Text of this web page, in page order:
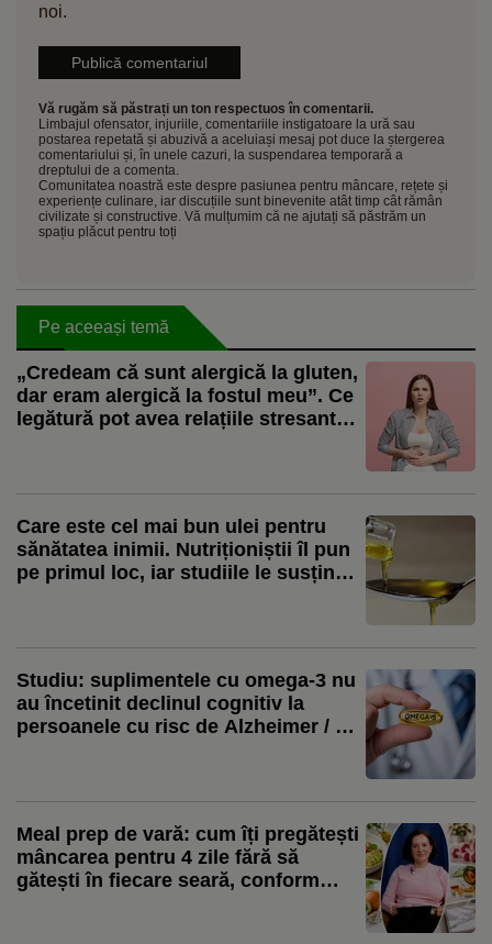
noi.
Vă rugăm să păstrați un ton respectuos în comentarii.
Limbajul ofensator, injuriile, comentariile instigatoare la ură sau
postarea repetată și abuzivă a aceluiași mesaj pot duce la ștergerea
comentariului și, în unele cazuri, la suspendarea temporară a
dreptului de a comenta.
Comunitatea noastră este despre pasiunea pentru mâncare, rețete și
experiențe culinare, iar discuțiile sunt binevenite atât timp cât rămân
civilizate și constructive. Vă mulțumim că ne ajutați să păstrăm un
spațiu plăcut pentru toți
Pe aceeași temă
„Credeam că sunt alergică la gluten,
dar eram alergică la fostul meu”. Ce
legătură pot avea relațiile stresante
Care este cel mai bun ulei pentru
sănătatea inimii. Nutriționiștii îl pun
pe primul loc, iar studiile le susțin
Studiu: suplimentele cu omega-3 nu
au încetinit declinul cognitiv la
persoanele cu risc de Alzheimer / Ce
Meal prep de vară: cum îți pregătești
mâncarea pentru 4 zile fără să
gătești în fiecare seară, conform